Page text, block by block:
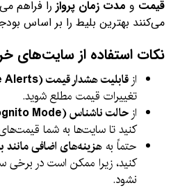
قیمت و مدت زمان پرواز را فراهم
می‌کنند بهترین بلیط را بر اساس
نکات استفاده از سایت‌های
ازقابلیت هشدار قیمت (Price Alerts)
تغییرات قیمت مطلع شوید.
ازحالت ناشناس (Incognito Mode)
کنید تا سایت‌ها به شما
حتماً بههزینه‌های اضافی مانند
کنید، زیرا ممکن است در برخی
نشود.